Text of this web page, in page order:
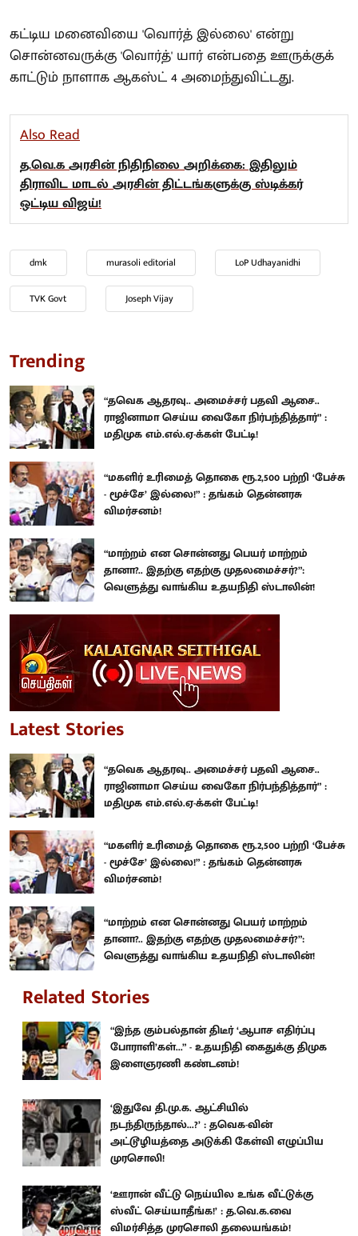
கட்டிய மனைவியை 'வொர்த் இல்லை' என்று
சொன்னவருக்கு 'வொர்த்' யார் என்பதை ஊருக்குக்
காட்டும் நாளாக ஆகஸ்ட் 4 அமைந்துவிட்டது.
Also Read
த.வெ.க அரசின் நிதிநிலை அறிக்கை: இதிலும்
திராவிட மாடல் அரசின் திட்டங்களுக்கு ஸ்டிக்கர்
ஒட்டிய விஜய்!
dmk murasoli editorial LoP Udhayanidhi
TVK Govt Joseph Vijay
Trending
“தவெக ஆதரவு.. அமைச்சர் பதவி ஆசை..
ராஜினாமா செய்ய வைகோ நிர்பந்தித்தார்” :
மதிமுக எம்.எல்.ஏ-க்கள் பேட்டி!
“மகளிர் உரிமைத் தொகை ரூ.2,500 பற்றி ‘பேச்சு
- மூச்சே’ இல்லை!” : தங்கம் தென்னரசு
விமர்சனம்!
“மாற்றம் என சொன்னது பெயர் மாற்றம்
தானா?.. இதற்கு எதற்கு முதலமைச்சர்?”:
வெளுத்து வாங்கிய உதயநிதி ஸ்டாலின்!
Latest Stories
“தவெக ஆதரவு.. அமைச்சர் பதவி ஆசை..
ராஜினாமா செய்ய வைகோ நிர்பந்தித்தார்” :
மதிமுக எம்.எல்.ஏ-க்கள் பேட்டி!
“மகளிர் உரிமைத் தொகை ரூ.2,500 பற்றி ‘பேச்சு
- மூச்சே’ இல்லை!” : தங்கம் தென்னரசு
விமர்சனம்!
“மாற்றம் என சொன்னது பெயர் மாற்றம்
தானா?.. இதற்கு எதற்கு முதலமைச்சர்?”:
வெளுத்து வாங்கிய உதயநிதி ஸ்டாலின்!
Related Stories
“இந்த கும்பல்தான் திடீர் ‘ஆபாச எதிர்ப்பு
போராளி’கள்...” - உதயநிதி கைதுக்கு திமுக
இளைஞரணி கண்டனம்!
‘இதுவே தி.மு.க. ஆட்சியில்
நடந்திருந்தால்...?’ : தவெக-வின்
அட்டூழியத்தை அடுக்கி கேள்வி எழுப்பிய
முரசொலி!
‘ஊரான் வீட்டு நெய்யில உங்க வீட்டுக்கு
ஸ்வீட் செய்யாதீங்க!’ : த.வெ.க.வை
விமர்சித்த முரசொலி தலையங்கம்!